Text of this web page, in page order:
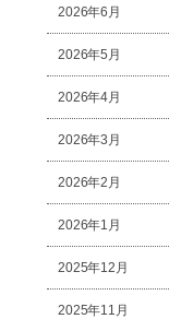
2026年6月
2026年5月
2026年4月
2026年3月
2026年2月
2026年1月
2025年12月
2025年11月